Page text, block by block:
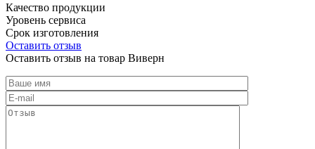
Качество продукции
Уровень сервиса
Срок изготовления
Оставить отзыв
Оставить отзыв на товар Виверн